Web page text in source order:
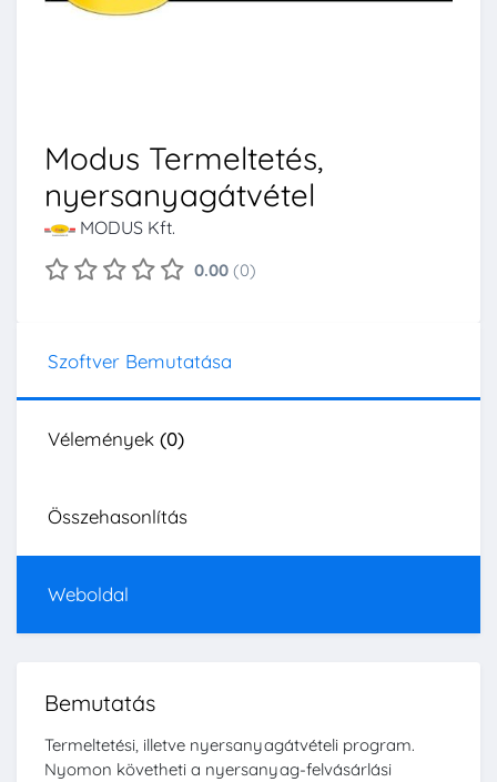
Modus Termeltetés,
nyersanyagátvétel
MODUS Kft.
0.00 (0)
Szoftver Bemutatása
Vélemények (0)
Összehasonlítás
Weboldal
Bemutatás
Termeltetési, illetve nyersanyagátvételi program.
Nyomon követheti a nyersanyag-felvásárlási